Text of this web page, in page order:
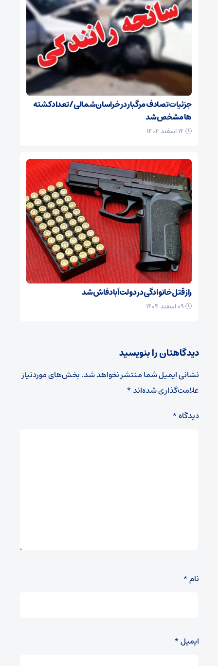
جزئیات تصادف مرگبار در خراسان‌شمالی/ تعداد کشته
ها مشخص شد
راز قتل خانوادگی در دولت‌آباد فاش شد
دیدگاهتان را بنویسید
نشانی ایمیل شما منتشر نخواهد شد.بخش‌های موردنیاز
علامت‌گذاری شده‌اند*
دیدگاه*
نام*
ایمیل*